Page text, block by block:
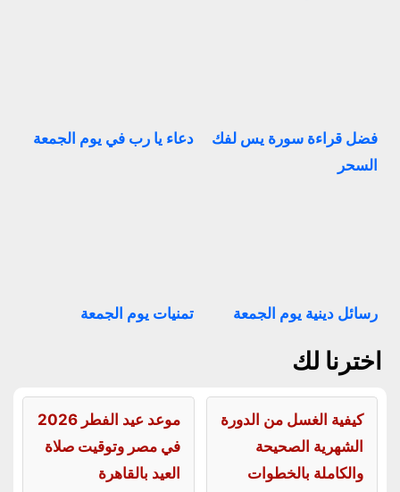
فضل قراءة سورة يس لفك
السحر
دعاء يا رب في يوم الجمعة
رسائل دينية يوم الجمعة تمنيات يوم الجمعة
اخترنا لك
كيفية الغسل من الدورة
الشهرية الصحيحة
والكاملة بالخطوات
موعد عيد الفطر 2026
في مصر وتوقيت صلاة
العيد بالقاهرة